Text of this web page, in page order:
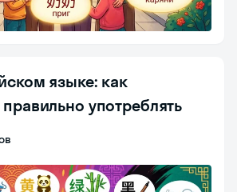
языке: как
употреблять